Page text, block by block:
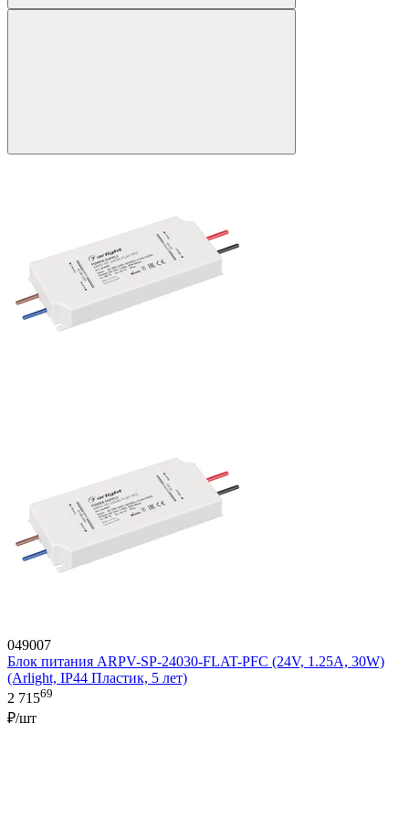
049007
Блок питания ARPV-SP-24030-FLAT-PFC (24V, 1.25A, 30W)
(Arlight, IP44 Пластик, 5 лет)
2 71569
₽/шт